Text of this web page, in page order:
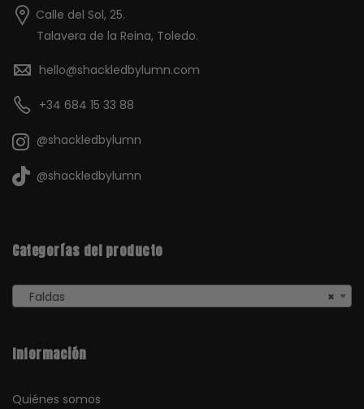
Calle del Sol, 25.
Talavera de la Reina, Toledo.
hello@shackledbylumn.com
+34 684 15 33 88
@shackledbylumn
@shackledbylumn
Categorías del producto
×
Faldas
Información
Quiénes somos